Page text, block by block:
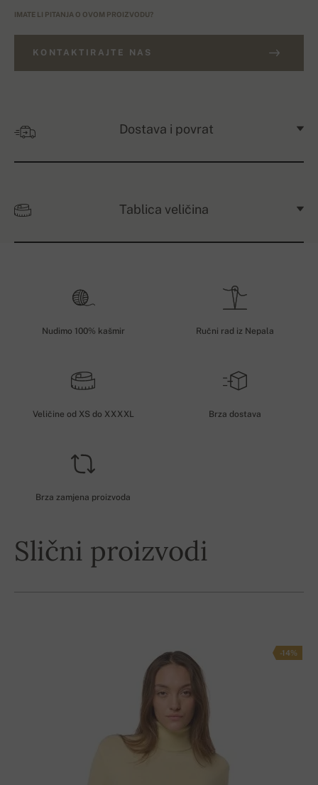
IMATE LI PITANJA O OVOM PROIZVODU?
KONTAKTIRAJTE NAS
Dostava i povrat
Tablica veličina
Nudimo 100% kašmir Ručni rad iz Nepala
Veličine od XS do XXXXL Brza dostava
Brza zamjena proizvoda
Slični proizvodi
-14%